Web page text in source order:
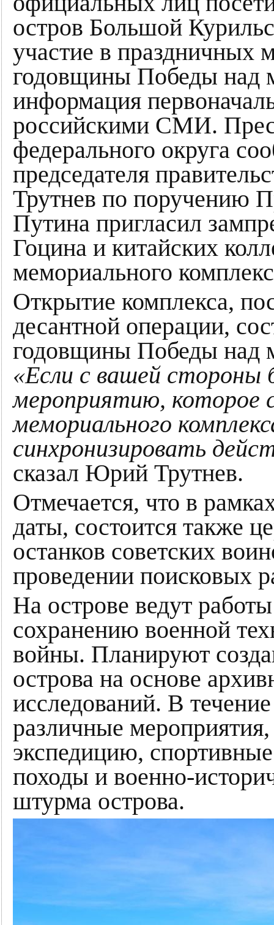
остров Большой
участие в праздничных
годовщины Победы над
информация
российскими СМИ.
федерального округа
председателя
Трутнев по поручению
Путина пригласил
Гоцина и китайских
мемориального
Открытие комплекса,
десантной операции,
годовщины Победы над
«Если с вашей стороны
мероприятию, которое
мемориального
синхронизировать
сказал Юрий Трутнев.
Отмечается, что в
даты, состоится также
останков советских
проведении поисковых
На острове ведут
сохранению военной
войны. Планируют
острова на основе
исследований. В
различные
экспедицию,
походы и военно-
штурма острова.